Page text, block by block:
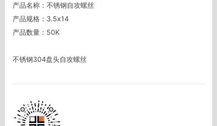
产品名称：不锈钢自攻螺丝
产品规格：3.5x14
产品数量：50K
不锈钢304盘头自攻螺丝